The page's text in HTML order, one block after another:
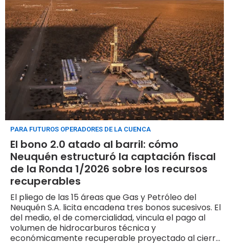
PARA FUTUROS OPERADORES DE LA CUENCA
El bono 2.0 atado al barril: cómo
Neuquén estructuró la captación fiscal
de la Ronda 1/2026 sobre los recursos
recuperables
El pliego de las 15 áreas que Gas y Petróleo del
Neuquén S.A. licita encadena tres bonos sucesivos. El
del medio, el de comercialidad, vincula el pago al
volumen de hidrocarburos técnica y
económicamente recuperable proyectado al cierre